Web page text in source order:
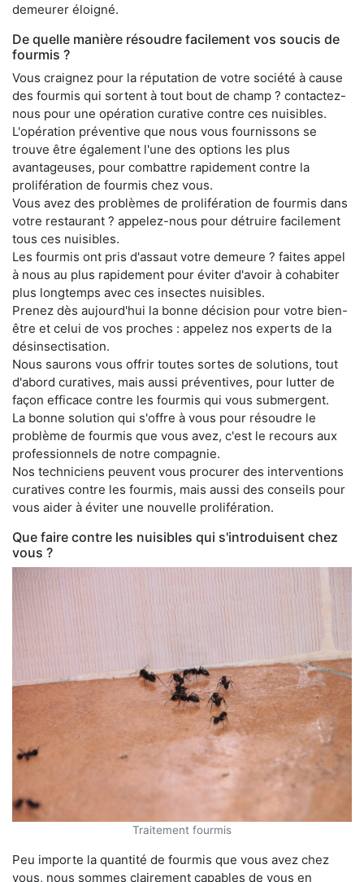
demeurer éloigné.
De quelle manière résoudre facilement vos soucis de
fourmis ?
Vous craignez pour la réputation de votre société à cause
des fourmis qui sortent à tout bout de champ ? contactez-
nous pour une opération curative contre ces nuisibles.
L'opération préventive que nous vous fournissons se
trouve être également l'une des options les plus
avantageuses, pour combattre rapidement contre la
prolifération de fourmis chez vous.
Vous avez des problèmes de prolifération de fourmis dans
votre restaurant ? appelez-nous pour détruire facilement
tous ces nuisibles.
Les fourmis ont pris d'assaut votre demeure ? faites appel
à nous au plus rapidement pour éviter d'avoir à cohabiter
plus longtemps avec ces insectes nuisibles.
Prenez dès aujourd'hui la bonne décision pour votre bien-
être et celui de vos proches : appelez nos experts de la
désinsectisation.
Nous saurons vous offrir toutes sortes de solutions, tout
d'abord curatives, mais aussi préventives, pour lutter de
façon efficace contre les fourmis qui vous submergent.
La bonne solution qui s'offre à vous pour résoudre le
problème de fourmis que vous avez, c'est le recours aux
professionnels de notre compagnie.
Nos techniciens peuvent vous procurer des interventions
curatives contre les fourmis, mais aussi des conseils pour
vous aider à éviter une nouvelle prolifération.
Que faire contre les nuisibles qui s'introduisent chez
vous ?
Traitement fourmis
Peu importe la quantité de fourmis que vous avez chez
vous, nous sommes clairement capables de vous en